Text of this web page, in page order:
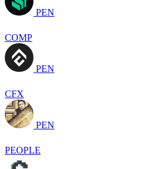
PEN
COMP
PEN
CFX
PEN
PEOPLE